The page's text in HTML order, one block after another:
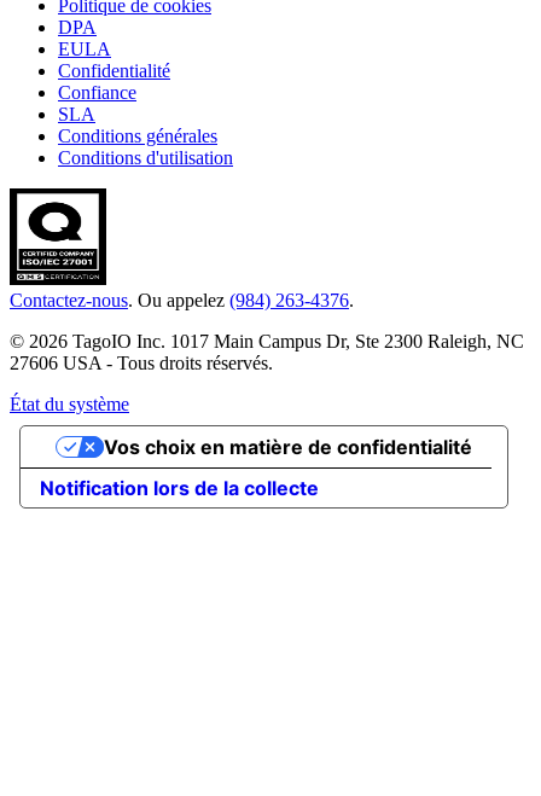
Politique de cookies
DPA
EULA
Confidentialité
Confiance
SLA
Conditions générales
Conditions d'utilisation
Contactez-nous. Ou appelez (984) 263-4376.
© 2026 TagoIO Inc. 1017 Main Campus Dr, Ste 2300 Raleigh, NC
27606 USA - Tous droits réservés.
État du système
Notification lors de la collecte
Vos choix en matière de confidentialité